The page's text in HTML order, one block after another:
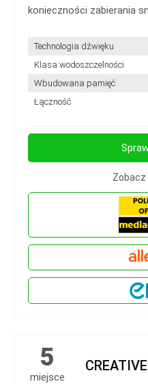
konieczności zabierania
Technologia dźwięku
Klasa wodoszczelności
Wbudowana pamięć
Łączność
Zobacz
5
miejsce